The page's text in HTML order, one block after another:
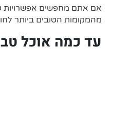
אם אתם מחפשים אפשרויות
מהמקומות הטובים ביותר
עד כמה אוכל